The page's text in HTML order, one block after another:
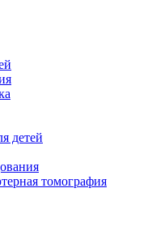
детей
томография